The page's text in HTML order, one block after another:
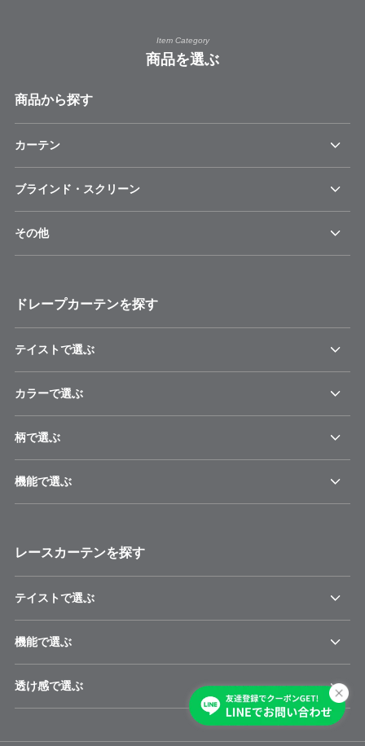
Item Category
商品を選ぶ
商品から探す
カーテン
ブラインド・スクリーン
その他
ドレープカーテンを探す
テイストで選ぶ
カラーで選ぶ
柄で選ぶ
機能で選ぶ
レースカーテンを探す
テイストで選ぶ
機能で選ぶ
透け感で選ぶ